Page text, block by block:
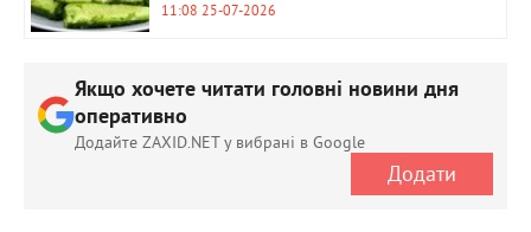
11:08 25-07-2026
Якщо хочете читати головні новини дня
оперативно
Додайте ZAXID.NET у вибрані в Google
Додати